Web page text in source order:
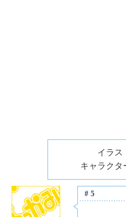
イラス
キャラクタ
#5